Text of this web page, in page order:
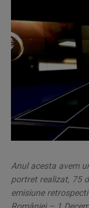
Anul acesta avem
portret realizat, 75
emisiune